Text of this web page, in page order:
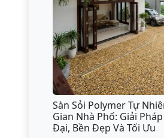
Sàn Sỏi Polymer Tự
Gian Nhà Phố: Giải
Đại, Bền Đẹp Và Tối Ưu